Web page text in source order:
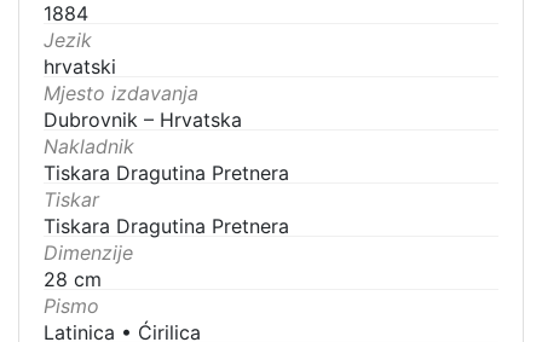
1884
Jezik
hrvatski
Mjesto izdavanja
Dubrovnik – Hrvatska
Nakladnik
Tiskara Dragutina Pretnera
Tiskar
Tiskara Dragutina Pretnera
Dimenzije
28 cm
Pismo
Latinica • Ćirilica